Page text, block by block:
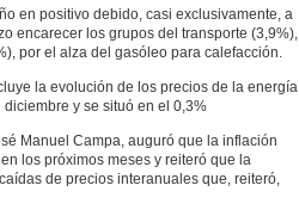
en positivo debido, casi exclusivamente, a
encarecer los grupos del transporte (3,9%),
por el alza del gasóleo para calefacción.
la evolución de los precios de la energía
y se situó en el 0,3%
Manuel Campa, auguró que la inflación
los próximos meses y reiteró que la
de precios interanuales que, reiteró,